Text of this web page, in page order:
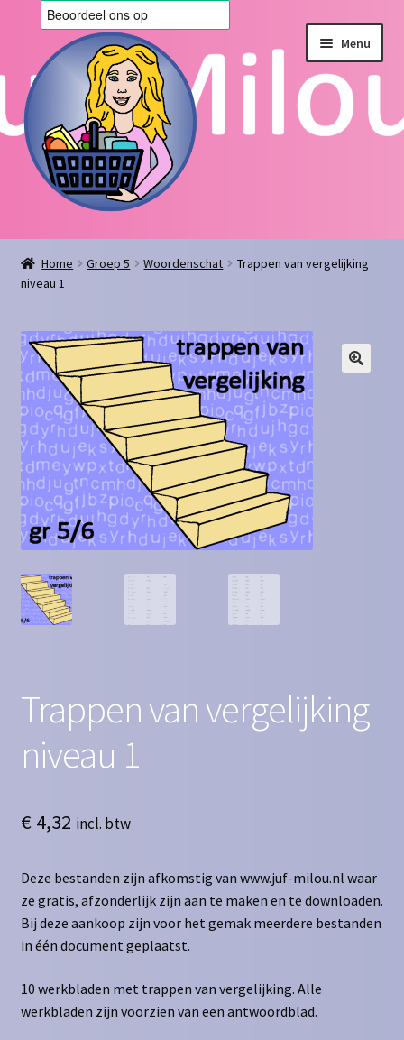
door
naar
navigatie
de
inhoud
Menu
Home
Afrekenen
Algemene voorwaarden
Blog
Contact
Homepagina
Mijn account
Privacy Policy
Winkelmand
Home Groep 5 Woordenschat
Trappen van vergelijking
niveau 1
Trappen van vergelijking
niveau 1
€4,32 incl. btw
Deze bestanden zijn afkomstig van www.juf-milou.nl waar
ze gratis, afzonderlijk zijn aan te maken en te downloaden.
Bij deze aankoop zijn voor het gemak meerdere bestanden
in één document geplaatst.
10 werkbladen met trappen van vergelijking. Alle
werkbladen zijn voorzien van een antwoordblad.